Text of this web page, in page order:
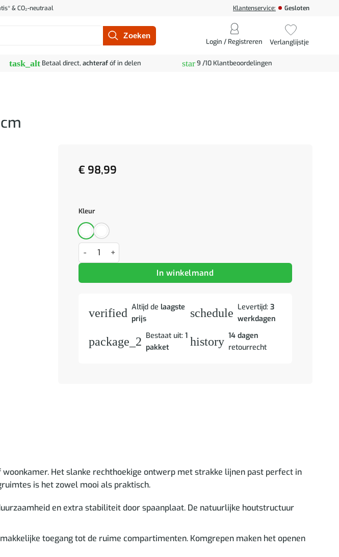
& CO₂-neutraal Klantenservice: Gesloten
Login / Registreren Verlanglijstje
task_alt Betaal direct, achterafóf in delen star9 /10 Klantbeoordelingen
€ 98,99
Kleur
Dressoir Acacia Bruine Afwerking 60 x 33,5 x 75 cm aantal
In winkelmand
verified Altijd de laagste
prijs
schedule Levertijd:3
werkdagen
package_2 Bestaat uit: 1
pakket
history 14 dagen
retourrecht
Het slanke rechthoekige ontwerp met strakke lijnen past perfect in
is het zowel mooi als praktisch.
en extra stabiliteit door spaanplaat. De natuurlijke houtstructuur
toegang tot de ruime compartimenten. Komgrepen maken het openen